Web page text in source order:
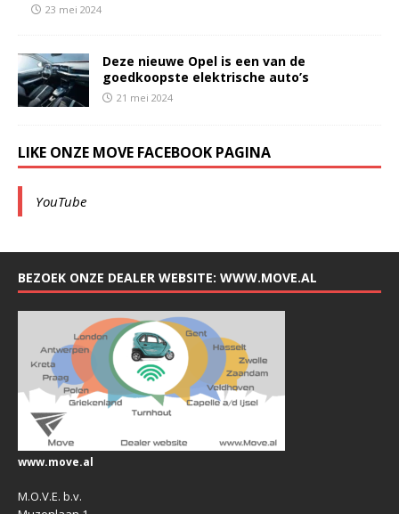
23 mei 2024
Deze nieuwe Opel is een van de
goedkoopste elektrische auto’s
21 mei 2024
LIKE ONZE MOVE FACEBOOK PAGINA
YouTube
BEZOEK ONZE DEALER WEBSITE: WWW.MOVE.AL
www.move.al
M.O.V.E. b.v.